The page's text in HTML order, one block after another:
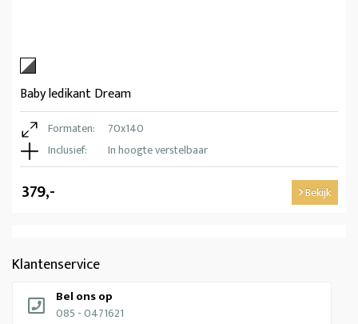
Klantenservice
Bel ons op
085 - 0471621
Baby ledikant Dream
Formaten:
70x140
Inclusief:
In hoogte verstelbaar
379,- Bekijk